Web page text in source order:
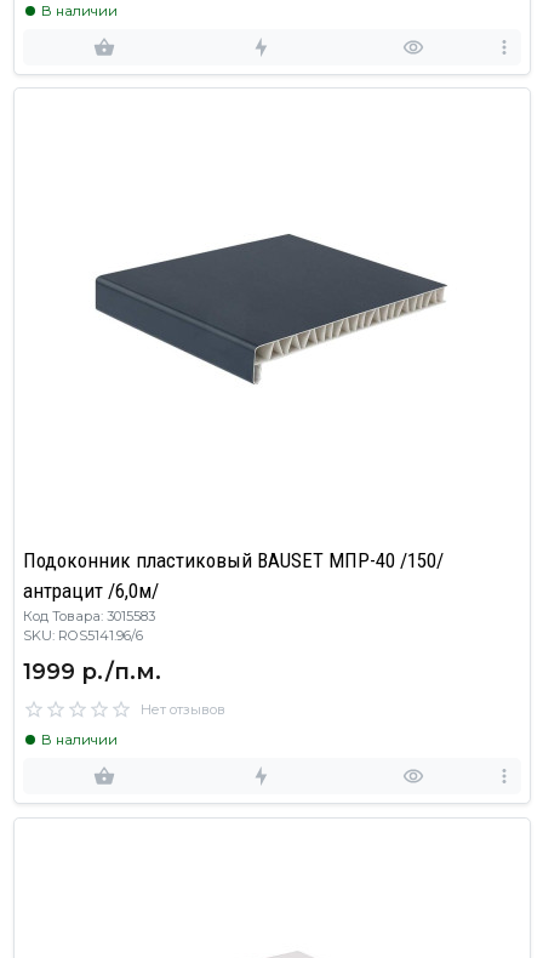
В наличии
Подоконник пластиковый BAUSET МПР-40 /150/
антрацит /6,0м/
Код Товара: 3015583
SKU: ROS5141.96/6
1999 р./п.м.
Нет отзывов
В наличии